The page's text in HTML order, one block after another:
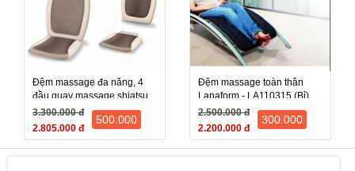
Đệm massage đa năng, 4
đầu quay massage shiatsu
Beurer MG200
3.300.000 đ
2.805.000 đ
500.000
Đệm massage toàn thân
Lanaform - LA110315 (Bỉ)
2.500.000 đ
2.200.000 đ
300.000